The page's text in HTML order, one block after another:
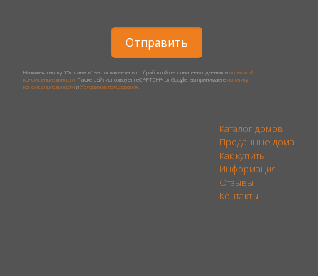
Нажимая кнопку "Отправить" вы соглашаетесь с обработкой персональных данных и политикой
конфиденциальности . Также сайт использует reCAPTCHA от Google, вы принимаете политику
конфиденциальности и Условия использования
Каталог домов
Проданные дома
Как купить
Информация
Отзывы
Контакты